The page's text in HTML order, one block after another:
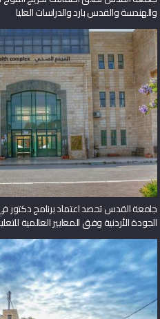
والهندسة والقدس بارد والدراسات العليا
جامعة القدس تحصد اعتماد برنامج
الجودة الأردنية وفق المعايير العالمية